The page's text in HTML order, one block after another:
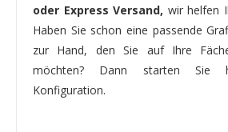
oder Express Versand, wir helfen
Haben Sie schon eine passende
zur Hand, den Sie auf Ihre
möchten? Dann starten Sie
Konfiguration.